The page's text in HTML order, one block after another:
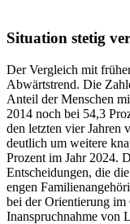
Situation stetig
Der Vergleich mit
Abwärtstrend. Die
Anteil der Menschen
2014 noch bei 54,3
den letzten vier Jahren
deutlich um weitere
Prozent im Jahr 2024.
Entscheidungen, die
engen
bei der Orientierung im
Inanspruchnahme von